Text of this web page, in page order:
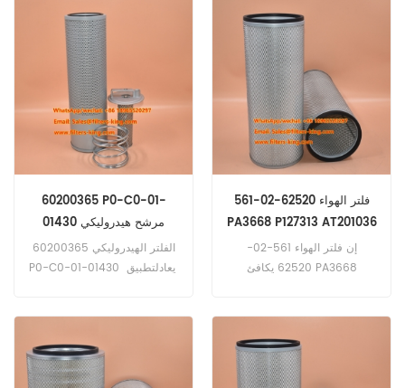
Case، JCB، New Holland،
Caterpillar.
60200365 P0-C0-01-
01430 مرشح هيدروليكي
HY80061 SH60793
الفلتر الهيدروليكي 60200365
P0-C0-01-01430 يعادلتطبيق
561-02-62520 فلتر الهواء
PA3668 P127313 AT201036
AF4819
إن فلتر الهواء 561-02-
62520 يكافئ PA3668
Holland، معدات متعددة
الاستخدامات؛ شاحنات كوماتسو